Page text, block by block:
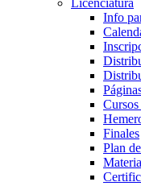
Info
Finales
Plan